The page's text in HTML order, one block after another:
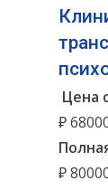
Цена
₽
₽